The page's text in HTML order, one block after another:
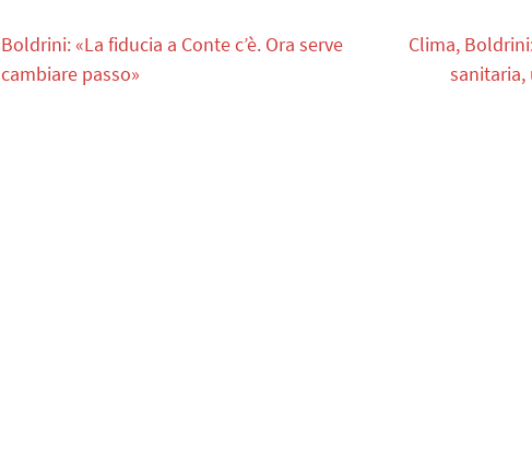
Boldrini: «La fiducia a Conte c’è. Ora serve
cambiare passo»
Clima,
sanitaria,